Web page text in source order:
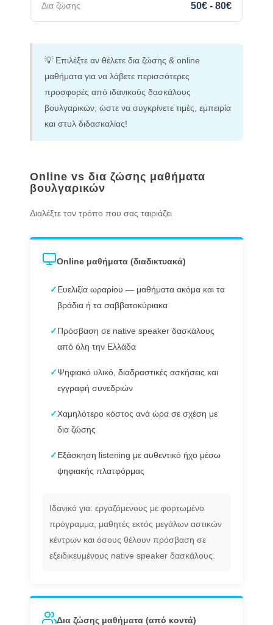
50€ - 80€
💡 Επιλέξτε αν θέλετε δια ζώσης & online
μαθήματα για να λάβετε περισσότερες
προσφορές από ιδανικούς δασκάλους
βουλγαρικών, ώστε να συγκρίνετε τιμές, εμπειρία
και στυλ διδασκαλίας!
Online vs δια ζώσης μαθήματα
βουλγαρικών
Διαλέξτε τον τρόπο που σας ταιριάζει
Online μαθήματα (διαδικτυακά)
✓ Ευελιξία ωραρίου — μαθήματα ακόμα και τα
βράδια ή τα σαββατοκύριακα
✓ Πρόσβαση σε native speaker δασκάλους
από όλη την Ελλάδα
✓ Ψηφιακό υλικό, διαδραστικές ασκήσεις και
εγγραφή συνεδριών
✓Χαμηλότερο κόστος ανά ώρα σε σχέση με
δια ζώσης
✓ Εξάσκηση listening με αυθεντικό ήχο μέσω
ψηφιακής πλατφόρμας
Ιδανικό για: εργαζόμενους με φορτωμένο
πρόγραμμα, μαθητές εκτός μεγάλων αστικών
κέντρων και όσους θέλουν πρόσβαση σε
εξειδικευμένους native speaker δασκάλους.
Δια ζώσης μαθήματα (από κοντά)